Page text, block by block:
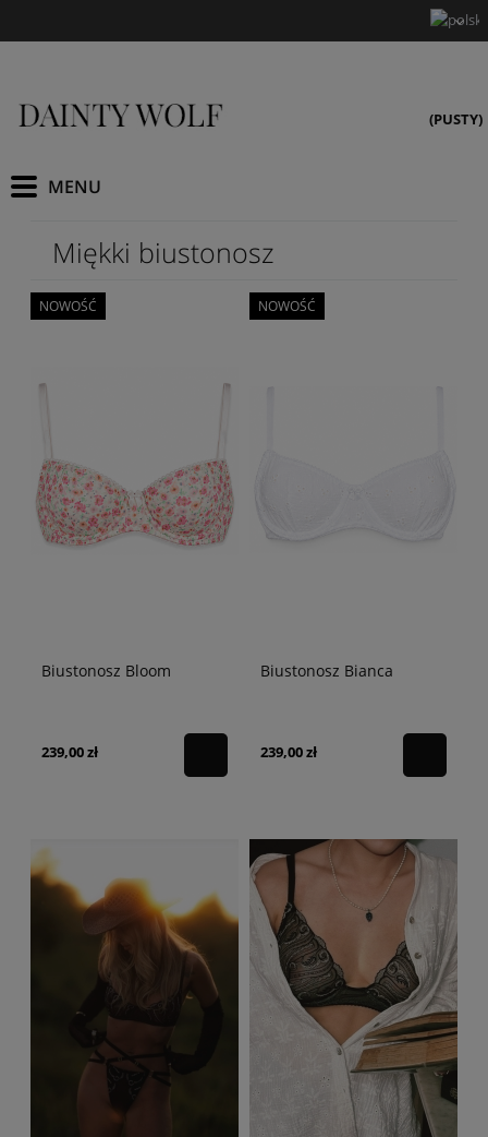
(PUSTY)
Miękki biustonosz
Biustonosz Bloom
239,00 zł
NOWOŚĆ
Biustonosz Bianca
239,00 zł
NOWOŚĆ